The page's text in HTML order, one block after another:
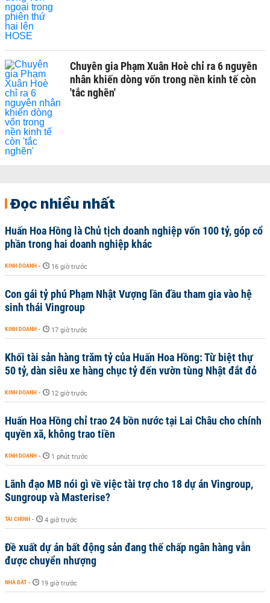
Chuyên gia Phạm Xuân Hoè chỉ ra 6 nguyên
nhân khiến dòng vốn trong nền kinh tế còn
'tắc nghẽn'
Đọc nhiều nhất
Huấn Hoa Hồng là Chủ tịch doanh nghiệp vốn 100 tỷ, góp cổ
phần trong hai doanh nghiệp khác
KINH DOANH - 16 giờ trước
Con gái tỷ phú Phạm Nhật Vượng lần đầu tham gia vào hệ
sinh thái Vingroup
KINH DOANH - 17 giờ trước
Khối tài sản hàng trăm tỷ của Huấn Hoa Hồng: Từ biệt thự
50 tỷ, dàn siêu xe hàng chục tỷ đến vườn tùng Nhật đắt đỏ
KINH DOANH - 12 giờ trước
Huấn Hoa Hồng chỉ trao 24 bồn nước tại Lai Châu cho chính
quyền xã, không trao tiền
KINH DOANH - 1 phút trước
Lãnh đạo MB nói gì về việc tài trợ cho 18 dự án Vingroup,
Sungroup và Masterise?
TÀI CHÍNH - 4 giờ trước
Đề xuất dự án bất động sản đang thế chấp ngân hàng vẫn
được chuyển nhượng
NHÀ ĐẤT - 19 giờ trước